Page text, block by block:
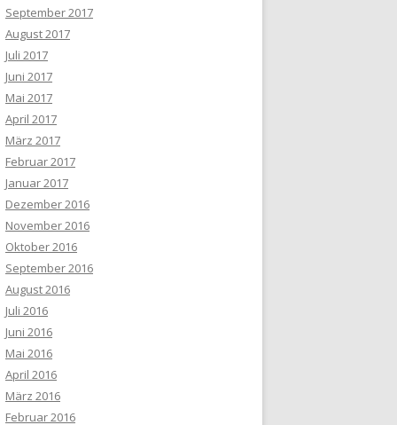
September 2017
August 2017
Juli 2017
Juni 2017
Mai 2017
April 2017
März 2017
Februar 2017
Januar 2017
Dezember 2016
November 2016
Oktober 2016
September 2016
August 2016
Juli 2016
Juni 2016
Mai 2016
April 2016
März 2016
Februar 2016